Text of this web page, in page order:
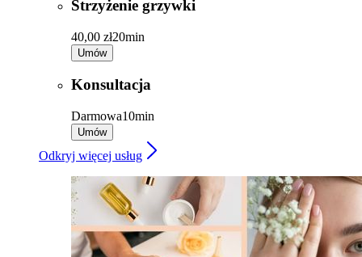
Strzyżenie grzywki
40,00 zł20min
Umów
Konsultacja
Darmowa10min
Umów
Odkryj więcej usług